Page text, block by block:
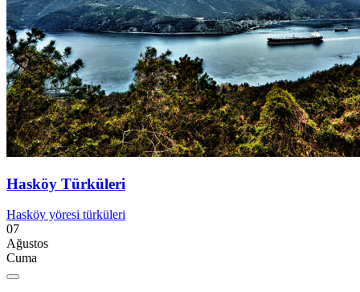
Hasköy Türküleri
Hasköy yöresi türküleri
07
Ağustos
Cuma